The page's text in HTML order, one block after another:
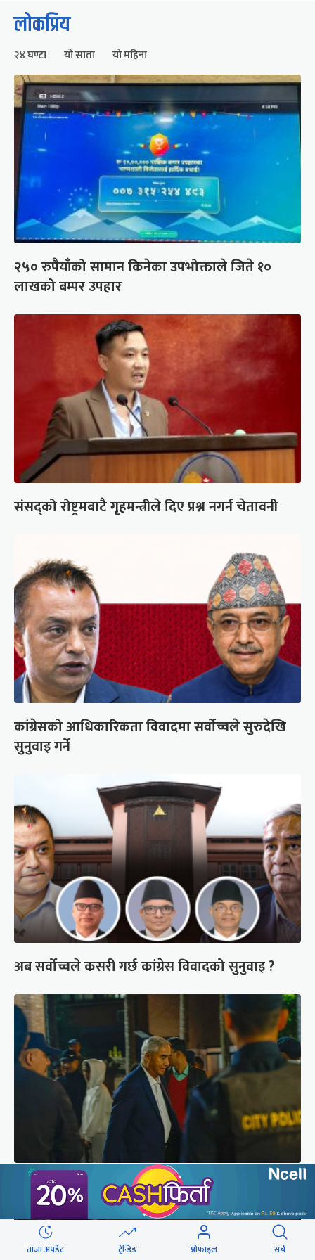
लोकप्रिय
२४ घण्टा यो साता यो महिना
२५० रुपैयाँको सामान किनेका उपभोक्ताले जिते १०
लाखको बम्पर उपहार
संसद्को रोष्ट्रमबाटै गृहमन्त्रीले दिए प्रश्न नगर्न चेतावनी
कांग्रेसको आधिकारिकता विवादमा सर्वोच्चले सुरुदेखि
सुनुवाइ गर्ने
अब सर्वोच्चले कसरी गर्छ कांग्रेस विवादको सुनुवाइ ?
शेरबहादुर देउवा साउन २६ गते स्वदेश फर्किने
ताजा अपडेट ट्रेन्डिङ प्रोफाइल सर्च